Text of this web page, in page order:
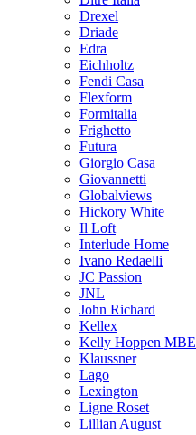
Drexel
Driade
Edra
Eichholtz
Fendi Casa
Flexform
Formitalia
Frighetto
Futura
Giorgio Casa
Giovannetti
Globalviews
Hickory White
Il Loft
Interlude Home
Ivano Redaelli
JC Passion
JNL
John Richard
Kellex
Kelly Hoppen MBE
Klaussner
Lago
Lexington
Ligne Roset
Lillian August